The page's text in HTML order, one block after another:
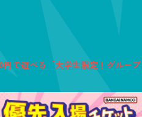
で遊べる「大学生限定！グループ